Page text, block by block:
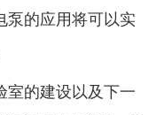
泵的应用将可以实
室的建设以及下一